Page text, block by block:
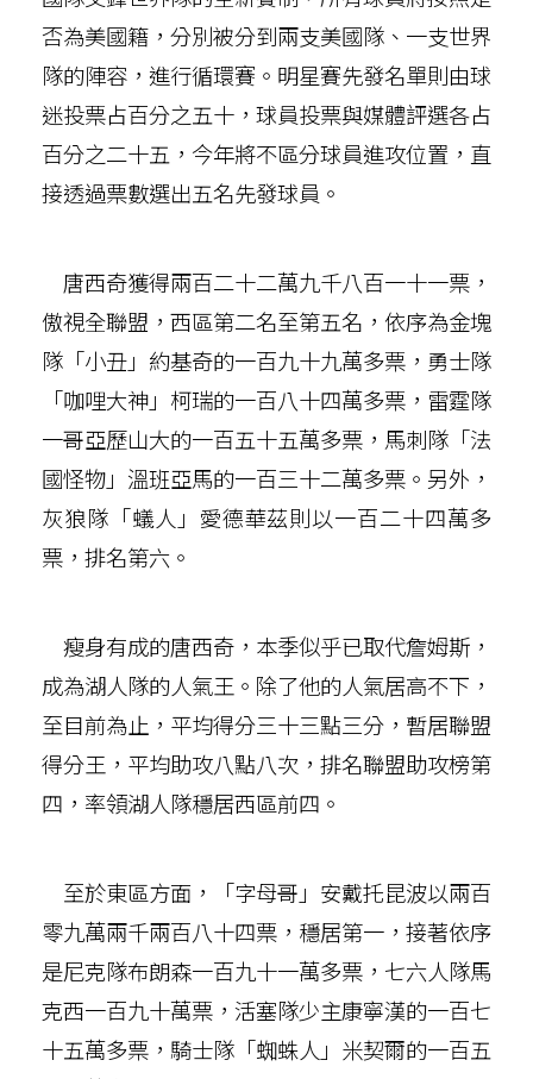
否為美國籍，分別被分到兩支美國隊、一支世界
隊的陣容，進行循環賽。明星賽先發名單則由球
迷投票占百分之五十，球員投票與媒體評選各占
百分之二十五，今年將不區分球員進攻位置，直
接透過票數選出五名先發球員。
唐西奇獲得兩百二十二萬九千八百一十一票，
傲視全聯盟，西區第二名至第五名，依序為金塊
隊「小丑」約基奇的一百九十九萬多票，勇士隊
「咖哩大神」柯瑞的一百八十四萬多票，雷霆隊
一哥亞歷山大的一百五十五萬多票，馬刺隊「法
國怪物」溫班亞馬的一百三十二萬多票。另外，
灰狼隊「蟻人」愛德華茲則以一百二十四萬多
票，排名第六。
瘦身有成的唐西奇，本季似乎已取代詹姆斯，
成為湖人隊的人氣王。除了他的人氣居高不下，
至目前為止，平均得分三十三點三分，暫居聯盟
得分王，平均助攻八點八次，排名聯盟助攻榜第
四，率領湖人隊穩居西區前四。
至於東區方面，「字母哥」安戴托昆波以兩百
零九萬兩千兩百八十四票，穩居第一，接著依序
是尼克隊布朗森一百九十一萬多票，七六人隊馬
克西一百九十萬票，活塞隊少主康寧漢的一百七
十五萬多票，騎士隊「蜘蛛人」米契爾的一百五